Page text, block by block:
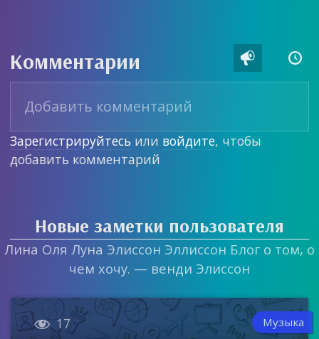
Комментарии  
Зарегистрируйтесь или войдите, чтобы
добавить комментарий
Новые заметки пользователя
Лина Оля Луна Элиссон Эллиссон Блог о том, о
чем хочу. — венди Элиссон
 17 Музыка